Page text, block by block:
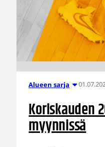
Alueen sarja
Koriskauden
myynnissä